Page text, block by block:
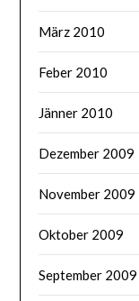
März 2010
Feber 2010
Jänner 2010
Dezember 2009
November 2009
Oktober 2009
September 2009